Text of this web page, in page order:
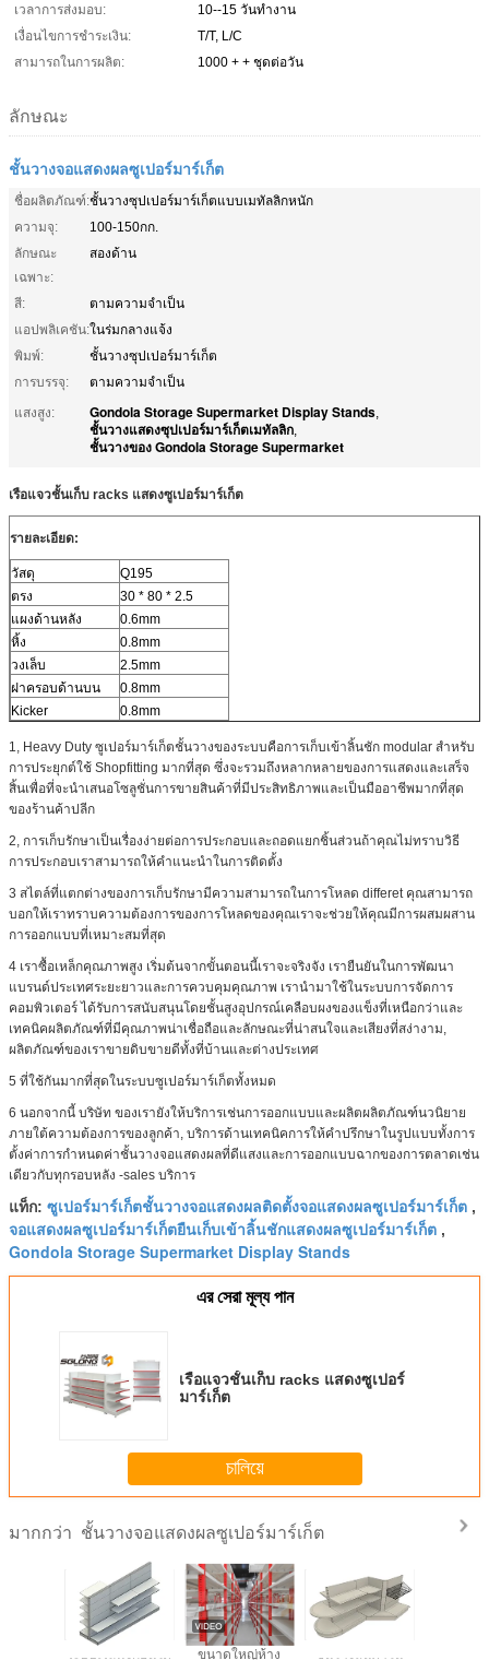
เวลาการส่งมอบ:
10--15 วันทำงาน
เงื่อนไขการชำระเงิน:
T/T, L/C
สามารถในการผลิต:
1000 + + ชุดต่อวัน
ลักษณะ
ชั้นวางจอแสดงผลซูเปอร์มาร์เก็ต
ชื่อผลิตภัณฑ์:ชั้นวางซุปเปอร์มาร์เก็ตแบบเมทัลลิกหนัก
ความจุ:
100-150กก.
ลักษณะ
เฉพาะ:
สองด้าน
สี:
ตามความจำเป็น
แอปพลิเคชัน:ในร่มกลางแจ้ง
พิมพ์:
ชั้นวางซุปเปอร์มาร์เก็ต
การบรรจุ:
ตามความจำเป็น
แสงสูง:
Gondola Storage Supermarket Display Stands,
ชั้นวางแสดงซุปเปอร์มาร์เก็ตเมทัลลิก,
ชั้นวางของ Gondola Storage Supermarket
เรือแจวชั้นเก็บ racks แสดงซูเปอร์มาร์เก็ต
รายละเอียด:
วัสดุ
Q195
ตรง
30 * 80 * 2.5
แผงด้านหลัง
0.6mm
หิ้ง
0.8mm
วงเล็บ
2.5mm
ฝาครอบด้านบน
0.8mm
Kicker
0.8mm
1, Heavy Duty ซูเปอร์มาร์เก็ตชั้นวางของระบบคือการเก็บเข้าลิ้นชัก modular สำหรับ
การประยุกต์ใช้ Shopfitting มากที่สุด ซึ่งจะรวมถึงหลากหลายของการแสดงและเสร็จ
สิ้นเพื่อที่จะนำเสนอโซลูชั่นการขายสินค้าที่มีประสิทธิภาพและเป็นมืออาชีพมากที่สุด
ของร้านค้าปลีก
2, การเก็บรักษาเป็นเรื่องง่ายต่อการประกอบและถอดแยกชิ้นส่วนถ้าคุณไม่ทราบวิธี
การประกอบเราสามารถให้คำแนะนำในการติดตั้ง
3 สไตล์ที่แตกต่างของการเก็บรักษามีความสามารถในการโหลด differet คุณสามารถ
บอกให้เราทราบความต้องการของการโหลดของคุณเราจะช่วยให้คุณมีการผสมผสาน
การออกแบบที่เหมาะสมที่สุด
4 เราซื้อเหล็กคุณภาพสูง เริ่มต้นจากขั้นตอนนี้เราจะจริงจัง เรายืนยันในการพัฒนา
แบรนด์ประเทศระยะยาวและการควบคุมคุณภาพ เรานำมาใช้ในระบบการจัดการ
คอมพิวเตอร์ ได้รับการสนับสนุนโดยชั้นสูงอุปกรณ์เคลือบผงของแข็งที่เหนือกว่าและ
เทคนิคผลิตภัณฑ์ที่มีคุณภาพน่าเชื่อถือและลักษณะที่น่าสนใจและเสียงที่สง่างาม,
ผลิตภัณฑ์ของเราขายดิบขายดีทั้งที่บ้านและต่างประเทศ
5 ที่ใช้กันมากที่สุดในระบบซูเปอร์มาร์เก็ตทั้งหมด
6 นอกจากนี้ บริษัท ของเรายังให้บริการเช่นการออกแบบและผลิตผลิตภัณฑ์นวนิยาย
ภายใต้ความต้องการของลูกค้า, บริการด้านเทคนิคการให้คำปรึกษาในรูปแบบทั้งการ
ตั้งค่าการกำหนดค่าชั้นวางจอแสดงผลที่ดีแสงและการออกแบบฉากของการตลาดเช่น
เดียวกับทุกรอบหลัง -sales บริการ
แท็ก: ซูเปอร์มาร์เก็ตชั้นวางจอแสดงผลติดตั้งจอแสดงผลซูเปอร์มาร์เก็ต ,
จอแสดงผลซูเปอร์มาร์เก็ตยืนเก็บเข้าลิ้นชักแสดงผลซูเปอร์มาร์เก็ต ,
Gondola Storage Supermarket Display Stands
এর সেরা মূল্য পান
เรือแจวชั้นเก็บ racks แสดงซูเปอร์
มาร์เก็ต
চালিয়ে
มากกว่า ชั้นวางจอแสดงผลซูเปอร์มาร์เก็ต
ระบบเรลฟิ้งกอนโด ขนาดใหญ่ห้าง ชั้นวางสินค้าใน